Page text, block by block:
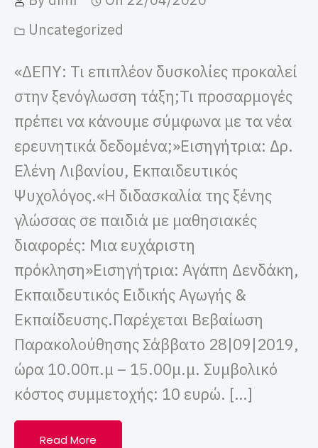
Uncategorized
«ΔΕΠΥ: Τι επιπλέον δυσκολίες προκαλεί
στην ξενόγλωσση τάξη;Τι προσαρμογές
πρέπει να κάνουμε σύμφωνα με τα νέα
ερευνητικά δεδομένα;»Εισηγήτρια: Δρ.
Ελένη Λιβανίου, Εκπαιδευτικός
Ψυχολόγος.«Η διδασκαλία της ξένης
γλώσσας σε παιδιά με μαθησιακές
διαφορές: Μια ευχάριστη
πρόκληση»Εισηγήτρια: Αγάπη Δενδάκη,
Εκπαιδευτικός Ειδικής Αγωγής &
Εκπαίδευσης.Παρέχεται Βεβαίωση
Παρακολούθησης Σάββατο 28|09|2019,
ώρα 10.00π.μ – 15.00μ.μ. Συμβολικό
κόστος συμμετοχής: 10 ευρώ. […]
Read More